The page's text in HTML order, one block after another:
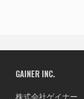
GAINER INC.
株式会社ゲイナー